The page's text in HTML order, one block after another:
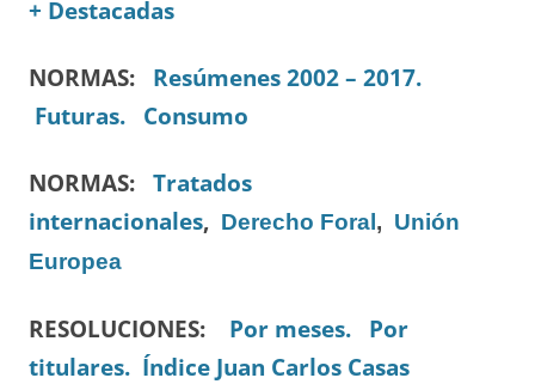
+ Destacadas
NORMAS: Resúmenes 2002 – 2017.
Futuras.
Consumo
NORMAS: Tratados
internacionales, Derecho Foral , Unión
Europea
RESOLUCIONES: Por meses.
Por
titulares. Índice Juan Carlos Casas